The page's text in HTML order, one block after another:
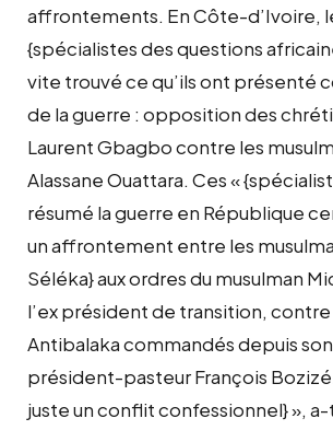
affrontements. En Côte-d’Ivoire,
{spécialistes des questions
vite trouvé ce qu’ils ont présenté
de la guerre : opposition des
Laurent Gbagbo contre les
Alassane Ouattara. Ces «
résumé la guerre en République
un affrontement entre les
Séléka} aux ordres du musulman
l’ex président de transition,
Antibalaka commandés depuis son
président-pasteur François
juste un conflit confessionnel} »,